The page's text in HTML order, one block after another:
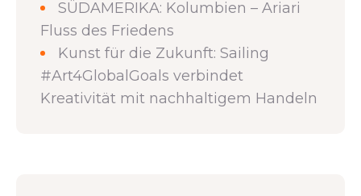
SÜDAMERIKA: Kolumbien – Ariari
Fluss des Friedens
Kunst für die Zukunft: Sailing
#Art4GlobalGoals verbindet
Kreativität mit nachhaltigem Handeln